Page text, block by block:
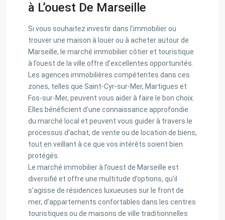
à L’ouest De Marseille
Si vous souhaitez investir dans l’immobilier ou
trouver une maison à louer ou à acheter autour de
Marseille, le marché immobilier côtier et touristique
à l’ouest de la ville offre d’excellentes opportunités.
Les agences immobilières compétentes dans ces
zones, telles que Saint-Cyr-sur-Mer, Martigues et
Fos-sur-Mer, peuvent vous aider à faire le bon choix.
Elles bénéficient d’une connaissance approfondie
du marché local et peuvent vous guider à travers le
processus d’achat, de vente ou de location de biens,
tout en veillant à ce que vos intérêts soient bien
protégés.
Le marché immobilier à l’ouest de Marseille est
diversifié et offre une multitude d’options, qu’il
s’agisse de résidences luxueuses sur le front de
mer, d’appartements confortables dans les centres
touristiques ou de maisons de ville traditionnelles